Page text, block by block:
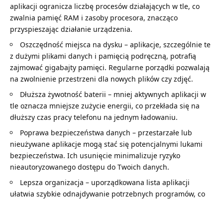
aplikacji ogranicza liczbę procesów działających w tle, co
zwalnia pamięć RAM i zasoby procesora, znacząco
przyspieszając działanie urządzenia.
Oszczędność miejsca na dysku – aplikacje, szczególnie te
z dużymi plikami danych i pamięcią podręczną, potrafią
zajmować gigabajty pamięci. Regularne porządki pozwalają
na zwolnienie przestrzeni dla nowych plików czy zdjęć.
Dłuższa żywotność baterii – mniej aktywnych aplikacji w
tle oznacza mniejsze zużycie energii, co przekłada się na
dłuższy czas pracy telefonu na jednym ładowaniu.
Poprawa bezpieczeństwa danych – przestarzałe lub
nieużywane aplikacje mogą stać się potencjalnymi lukami
bezpieczeństwa. Ich usunięcie minimalizuje ryzyko
nieautoryzowanego dostępu do Twoich danych.
Lepsza organizacja – uporządkowana lista aplikacji
ułatwia szybkie odnajdywanie potrzebnych programów, co